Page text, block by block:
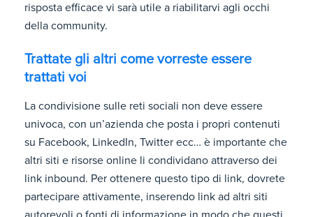
risposta efficace vi sarà utile a riabilitarvi agli occhi
della community.
Trattate gli altri come vorreste essere
trattati voi
La condivisione sulle reti sociali non deve essere
univoca, con un’azienda che posta i propri contenuti
su Facebook, LinkedIn, Twitter ecc… è importante che
altri siti e risorse online li condividano attraverso dei
link inbound. Per ottenere questo tipo di link, dovrete
partecipare attivamente, inserendo link ad altri siti